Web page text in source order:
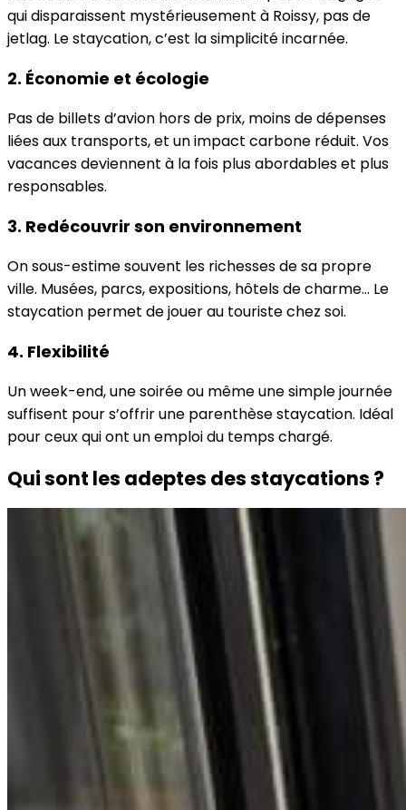
qui disparaissent mystérieusement à Roissy, pas de
jetlag. Le staycation, c’est la simplicité incarnée.
2. Économie et écologie
Pas de billets d’avion hors de prix, moins de dépenses
liées aux transports, et un impact carbone réduit. Vos
vacances deviennent à la fois plus abordables et plus
responsables.
3. Redécouvrir son environnement
On sous-estime souvent les richesses de sa propre
ville. Musées, parcs, expositions, hôtels de charme… Le
staycation permet de jouer au touriste chez soi.
4. Flexibilité
Un week-end, une soirée ou même une simple journée
suffisent pour s’offrir une parenthèse staycation. Idéal
pour ceux qui ont un emploi du temps chargé.
Qui sont les adeptes des staycations ?